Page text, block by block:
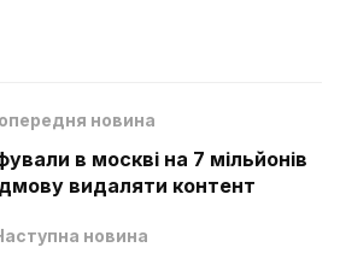
новина
в москві на 7 мільйонів
видаляти контент
новина